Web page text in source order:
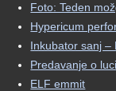
Zato sem
Gre za
zapisovanja
Foto: Teden
Hypericum
Inkubator sanj –
Predavanje o
ELF emmit